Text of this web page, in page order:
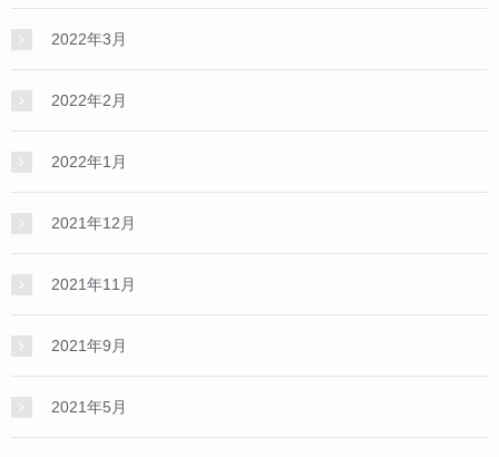
2022年3月
2022年2月
2022年1月
2021年12月
2021年11月
2021年9月
2021年5月